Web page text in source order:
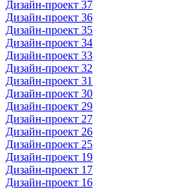
Дизайн-проект 37
Дизайн-проект 36
Дизайн-проект 35
Дизайн-проект 34
Дизайн-проект 33
Дизайн-проект 32
Дизайн-проект 31
Дизайн-проект 30
Дизайн-проект 29
Дизайн-проект 27
Дизайн-проект 26
Дизайн-проект 25
Дизайн-проект 19
Дизайн-проект 17
Дизайн-проект 16